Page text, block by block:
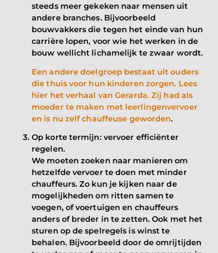
steeds meer gekeken naar mensen uit
andere branches. Bijvoorbeeld
bouwvakkers die tegen het einde van hun
carrière lopen, voor wie het werken in de
bouw wellicht lichamelijk te zwaar wordt.
Een andere doelgroep bestaat uit ouders
die thuis voor hun kinderen zorgen. Lees
hier het verhaal van Gerarda. Zij had als
moeder te maken met leerlingenvervoer
en is nu zelf chauffeuse geworden.
Op korte termijn: vervoer efficiënter
regelen.
We moeten zoeken naar manieren om
hetzelfde vervoer te doen met minder
chauffeurs. Zo kun je kijken naar de
mogelijkheden om ritten samen te
voegen, of voertuigen en chauffeurs
anders of breder in te zetten. Ook met het
sturen op de spelregels is winst te
behalen. Bijvoorbeeld door de omrijtijden